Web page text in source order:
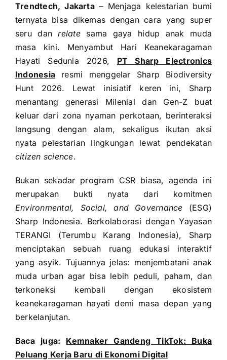
Trendtech, Jakarta– Menjaga kelestarian bumi
ternyata bisa dikemas dengan cara yang super
seru danrelatesama gaya hidup anak muda
masa kini. Menyambut Hari Keanekaragaman
Hayati Sedunia 2026, PT Sharp Electronics
Indonesia resmi menggelar Sharp Biodiversity
Hunt 2026. Lewat inisiatif keren ini, Sharp
menantang generasi Milenial dan Gen-Z buat
keluar dari zona nyaman perkotaan, berinteraksi
langsung dengan alam, sekaligus ikutan aksi
nyata pelestarian lingkungan lewat pendekatan
citizen science.
Bukan sekadar program CSR biasa, agenda ini
merupakan bukti nyata dari komitmen
Environmental, Social, and Governance (ESG)
Sharp Indonesia. Berkolaborasi dengan Yayasan
TERANGI (Terumbu Karang Indonesia), Sharp
menciptakan sebuah ruang edukasi interaktif
yang asyik. Tujuannya jelas: menjembatani anak
muda urban agar bisa lebih peduli, paham, dan
terkoneksi kembali dengan ekosistem
keanekaragaman hayati demi masa depan yang
berkelanjutan.
Baca juga: Kemnaker Gandeng TikTok: Buka
Peluang Kerja Baru di Ekonomi Digital